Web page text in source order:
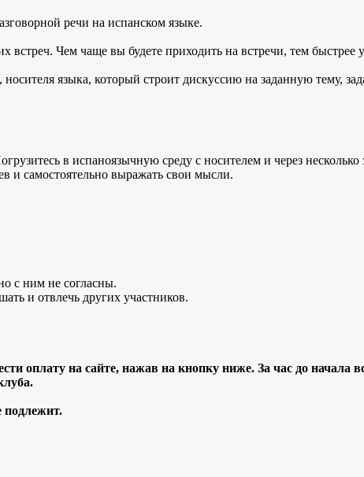
речи на испанском языке.
Чем чаще вы будете приходить на встречи, тем быстрее
языка, который строит дискуссию на заданную тему,
в испаноязычную среду с носителем и через
и самостоятельно выражать свои мысли.
с ним не согласны.
и отвлечь других участников.
оплату на сайте, нажав на кнопку ниже. За час до начала
подлежит.